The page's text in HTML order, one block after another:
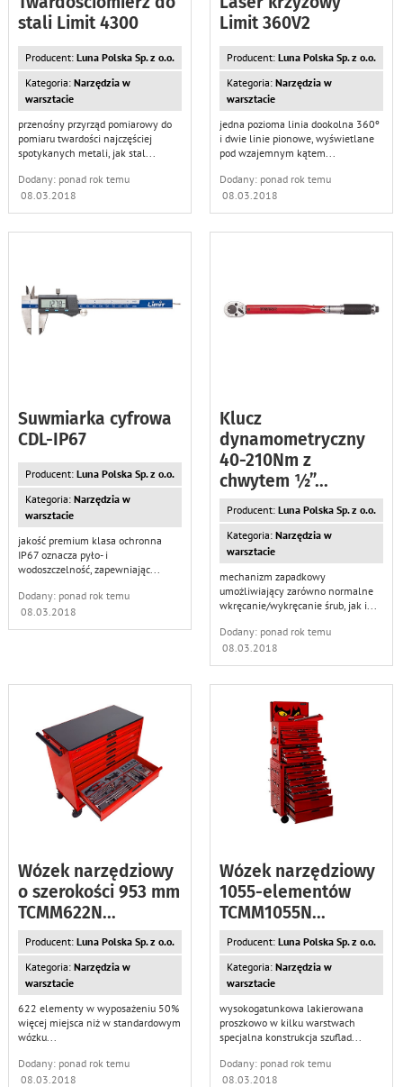
stali Limit 4300
Producent: Luna Polska Sp. z o.o.
Kategoria: Narzędzia w
warsztacie
przenośny przyrząd pomiarowy do
pomiaru twardości najczęściej
spotykanych metali, jak stal...
Dodany: ponad rok temu
08.03.2018
Limit 360V2
Producent: Luna Polska Sp. z o.o.
Kategoria: Narzędzia w
warsztacie
jedna pozioma linia dookolna 360º
i dwie linie pionowe, wyświetlane
pod wzajemnym kątem...
Dodany: ponad rok temu
08.03.2018
Suwmiarka cyfrowa
CDL-IP67
Producent: Luna Polska Sp. z o.o.
Kategoria: Narzędzia w
warsztacie
jakość premium klasa ochronna
IP67 oznacza pyło- i
wodoszczelność, zapewniając...
Dodany: ponad rok temu
08.03.2018
Klucz
dynamometryczny
40-210Nm z
chwytem ½”...
Producent: Luna Polska Sp. z o.o.
Kategoria: Narzędzia w
warsztacie
mechanizm zapadkowy
umożliwiający zarówno normalne
wkręcanie/wykręcanie śrub, jak i...
Dodany: ponad rok temu
08.03.2018
Wózek narzędziowy
o szerokości 953 mm
TCMM622N...
Producent: Luna Polska Sp. z o.o.
Kategoria: Narzędzia w
warsztacie
622 elementy w wyposażeniu 50%
więcej miejsca niż w standardowym
wózku...
Dodany: ponad rok temu
08.03.2018
Wózek narzędziowy
1055-elementów
TCMM1055N...
Producent: Luna Polska Sp. z o.o.
Kategoria: Narzędzia w
warsztacie
wysokogatunkowa lakierowana
proszkowo w kilku warstwach
specjalna konstrukcja szuflad...
Dodany: ponad rok temu
08.03.2018